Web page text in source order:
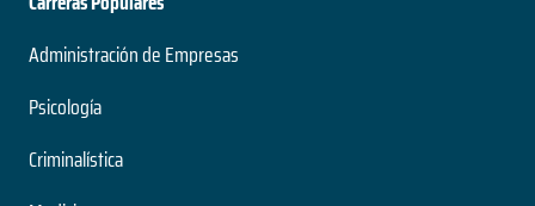
Administración de Empresas
Psicología
Criminalística